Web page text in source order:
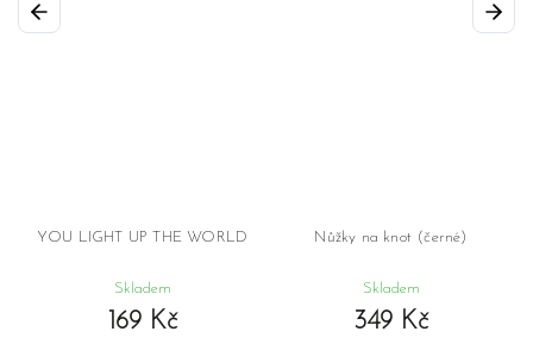
Previous
YOU LIGHT UP THE WORLD
Skladem
169 Kč
Nůžky na knot (černé)
Skladem
349 Kč
Next